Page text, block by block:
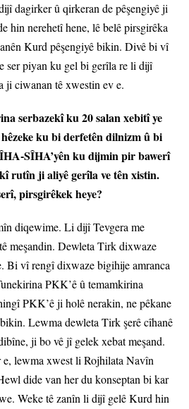
dagirker û qirkeran de pêşengiyê ji
hin nerehetî hene, lê belê pirsgirêka
Kurd pêşengiyê bikin. Divê bi vî
ser piyan ku gel bi gerîla re li dijî
ji ciwanan tê xwestin ev e.
serbazekî ku 20 salan xebitî ye
ku bi derfetên dilnizm û bi
SÎHA’yên ku dijmin pir bawerî
rutîn ji aliyê gerîla ve tên xistin.
pirsgirêkek heye?
diqewime. Li dijî Tevgera me
meşandin. Dewleta Tirk dixwaze
Bi vî rengî dixwaze bigihije amranca
PKK’ê û temamkirina
PKK’ê ji holê nerakin, ne pêkane
Lewma dewleta Tirk şerê cîhanê
ji bo vê jî gelek xebat meşand.
lewma xwest li Rojhilata Navîn
dide van her du konseptan bi kar
Weke tê zanîn li dijî gelê Kurd hin